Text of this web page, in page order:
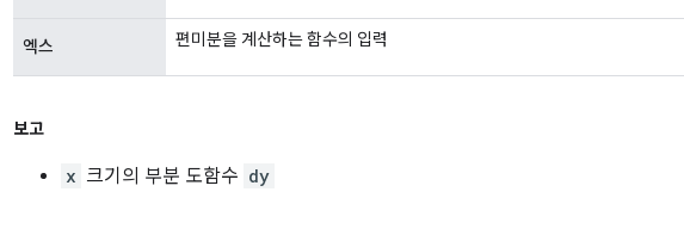
엑스 편미분을 계산하는 함수의 입력
보고
x 크기의 부분 도함수 dy